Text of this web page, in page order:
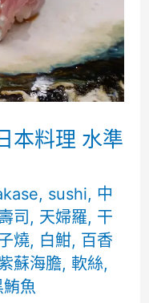
本料理 水準
, sushi, 中
司 , 天婦羅, 干
燒, 白魽, 百香
蘇海膽, 軟絲,
鮪魚